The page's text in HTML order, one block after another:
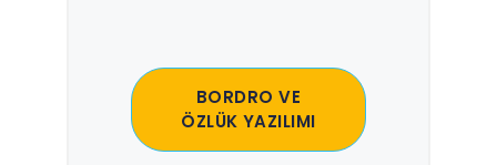
BORDRO VE
ÖZLÜK YAZILIMI